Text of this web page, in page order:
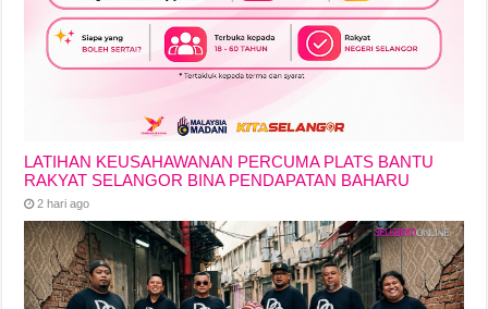
LATIHAN KEUSAHAWANAN PERCUMA PLATS BANTU
RAKYAT SELANGOR BINA PENDAPATAN BAHARU
2 hari ago